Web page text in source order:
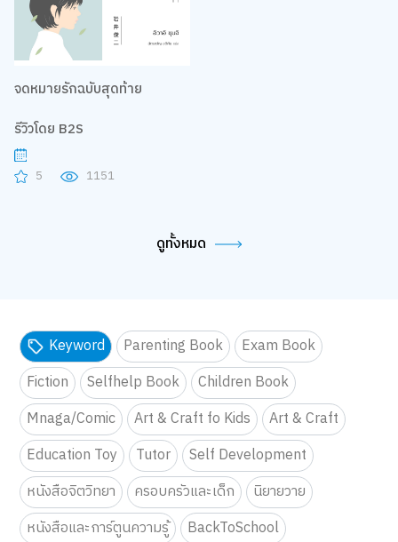
จดหมายรักฉบับสุดท้าย
รีวิวโดย B2S
5 1151
ดูทั้งหมด
Keyword Parenting Book
Exam Book
Fiction
Selfhelp Book
Children Book
Mnaga/Comic
Art & Craft fo Kids
Art & Craft
Education Toy
Tutor
Self Development
หนังสือจิตวิทยา
ครอบครัวและเด็ก
นิยายวาย
หนังสือและการ์ตูนความรู้
BackToSchool